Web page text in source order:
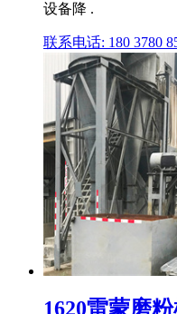
设备降 .
联系电话: 180 3780
1620雷蒙磨